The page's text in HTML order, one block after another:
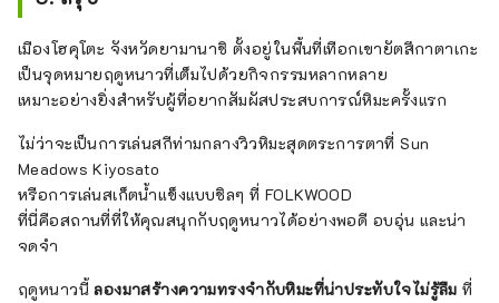
เมืองโฮคุโตะ จังหวัดยามานาชิ ตั้งอยู่ในพื้นที่เทือกเขายัตสึกาตาเกะ
เป็นจุดหมายฤดูหนาวที่เต็มไปด้วยกิจกรรมหลากหลาย
เหมาะอย่างยิ่งสำหรับผู้ที่อยากสัมผัสประสบการณ์หิมะครั้งแรก
ไม่ว่าจะเป็นการเล่นสกีท่ามกลางวิวหิมะสุดตระการตาที่ Sun
Meadows Kiyosato
หรือการเล่นสเก็ตน้ำแข็งแบบชิลๆ ที่ FOLKWOOD
ที่นี่คือสถานที่ที่ให้คุณสนุกกับฤดูหนาวได้อย่างพอดี อบอุ่น และน่า
จดจำ
ฤดูหนาวนี้ลองมาสร้างความทรงจำกับหิมะที่น่าประทับใจไม่รู้ลืม ที่